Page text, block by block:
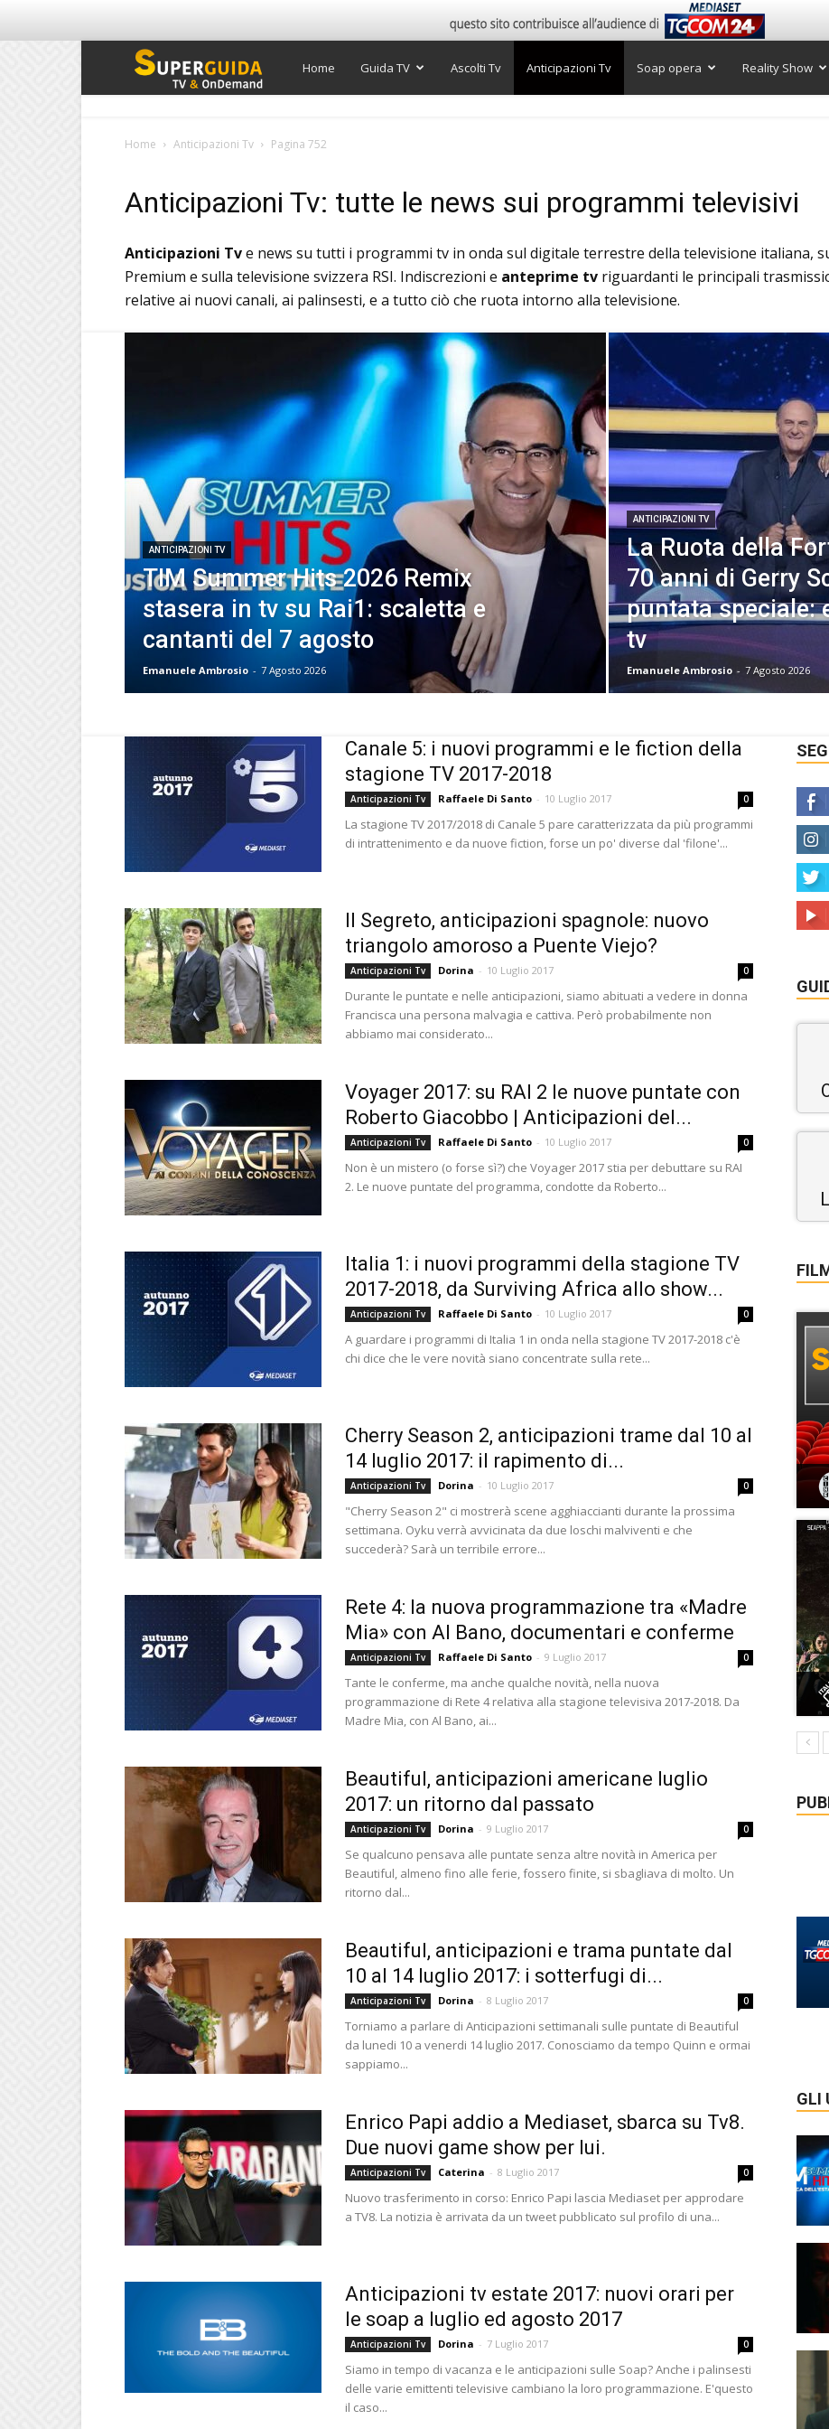
Super
Home Guida TV Ascolti Tv Anticipazioni Tv Soap opera Reality Show
Home Anticipazioni Tv Pagina 752
Anticipazioni Tv: tutte le news sui programmi televisivi
Anticipazioni Tve news su tutti i programmi tv in onda sul digitale terrestre della televisione italiana,
Premium e sulla televisione svizzera RSI. Indiscrezioni e anteprime tv riguardanti le principali
relative ai nuovi canali, ai palinsesti, e a tutto ciò che ruota intorno alla televisione.
ANTICIPAZIONI TV
TIM Summer Hits 2026 Remix
stasera in tv su Rai1: scaletta e
cantanti del 7 agosto
Emanuele Ambrosio - 7 Agosto 2026
ANTICIPAZIONI TV
La Ruota della
70 anni di Gerry
puntata speciale:
tv
Emanuele Ambrosio - 7 Agosto 2026
Canale 5: i nuovi programmi e le fiction della
stagione TV 2017-2018
Anticipazioni Tv Raffaele Di Santo - 10 Luglio 2017 0
La stagione TV 2017/2018 di Canale 5 pare caratterizzata da più programmi
di intrattenimento e da nuove fiction, forse un po' diverse dal 'filone'...
Il Segreto, anticipazioni spagnole: nuovo
triangolo amoroso a Puente Viejo?
Anticipazioni Tv Dorina - 10 Luglio 2017 0
Durante le puntate e nelle anticipazioni, siamo abituati a vedere in donna
Francisca una persona malvagia e cattiva. Però probabilmente non
abbiamo mai considerato...
Voyager 2017: su RAI 2 le nuove puntate con
Roberto Giacobbo | Anticipazioni del...
Anticipazioni Tv Raffaele Di Santo - 10 Luglio 2017 0
Non è un mistero (o forse sì?) che Voyager 2017 stia per debuttare su RAI
2. Le nuove puntate del programma, condotte da Roberto...
Italia 1: i nuovi programmi della stagione TV
2017-2018, da Surviving Africa allo show...
Anticipazioni Tv Raffaele Di Santo - 10 Luglio 2017 0
A guardare i programmi di Italia 1 in onda nella stagione TV 2017-2018 c'è
chi dice che le vere novità siano concentrate sulla rete...
Cherry Season 2, anticipazioni trame dal 10 al
14 luglio 2017: il rapimento di...
Anticipazioni Tv Dorina - 10 Luglio 2017 0
"Cherry Season 2" ci mostrerà scene agghiaccianti durante la prossima
settimana. Oyku verrà avvicinata da due loschi malviventi e che
succederà? Sarà un terribile errore...
Rete 4: la nuova programmazione tra «Madre
Mia» con Al Bano, documentari e conferme
Anticipazioni Tv Raffaele Di Santo - 9 Luglio 2017 0
Tante le conferme, ma anche qualche novità, nella nuova
programmazione di Rete 4 relativa alla stagione televisiva 2017-2018. Da
Madre Mia, con Al Bano, ai...
Beautiful, anticipazioni americane luglio
2017: un ritorno dal passato
Anticipazioni Tv Dorina - 9 Luglio 2017 0
Se qualcuno pensava alle puntate senza altre novità in America per
Beautiful, almeno fino alle ferie, fossero finite, si sbagliava di molto. Un
ritorno dal...
Beautiful, anticipazioni e trama puntate dal
10 al 14 luglio 2017: i sotterfugi di...
Anticipazioni Tv Dorina - 8 Luglio 2017 0
Torniamo a parlare di Anticipazioni settimanali sulle puntate di Beautiful
da lunedi 10 a venerdi 14 luglio 2017. Conosciamo da tempo Quinn e ormai
sappiamo...
Enrico Papi addio a Mediaset, sbarca su Tv8.
Due nuovi game show per lui.
Anticipazioni Tv Caterina - 8 Luglio 2017 0
Nuovo trasferimento in corso: Enrico Papi lascia Mediaset per approdare
a TV8. La notizia è arrivata da un tweet pubblicato sul profilo di una...
Anticipazioni tv estate 2017: nuovi orari per
le soap a luglio ed agosto 2017
Anticipazioni Tv Dorina - 7 Luglio 2017 0
Siamo in tempo di vacanza e le anticipazioni sulle Soap? Anche i palinsesti
delle varie emittenti televisive cambiano la loro programmazione. E'questo
il caso...
GLI